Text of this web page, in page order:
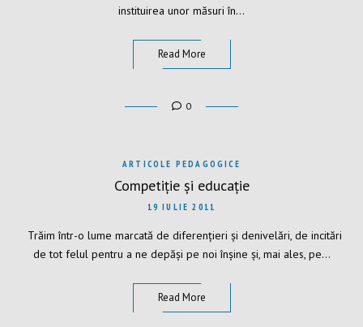
instituirea unor măsuri în…
Read More
0
ARTICOLE PEDAGOGICE
Competiție și educație
19 IULIE 2011
Trăim într-o lume marcată de diferențieri și denivelări, de incitări
de tot felul pentru a ne depăși pe noi înșine și, mai ales, pe…
Read More